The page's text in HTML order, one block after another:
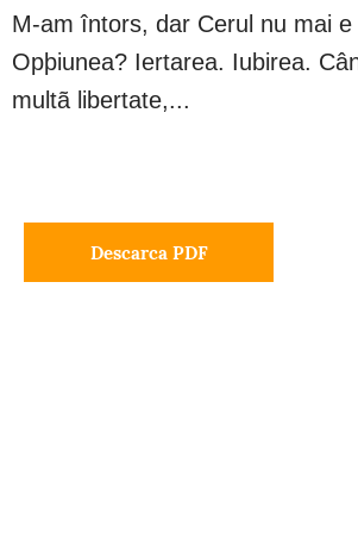
M-am întors, dar Cerul nu mai e
Opþiunea? Iertarea. Iubirea.
multã libertate,...
Descarca PDF